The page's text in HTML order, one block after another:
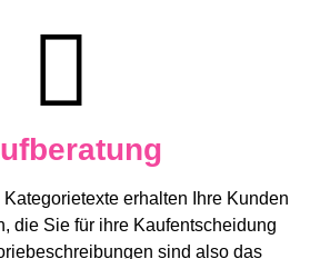
erhalten Ihre Kunden
die Sie für ihre Kaufentscheidung
sind also das